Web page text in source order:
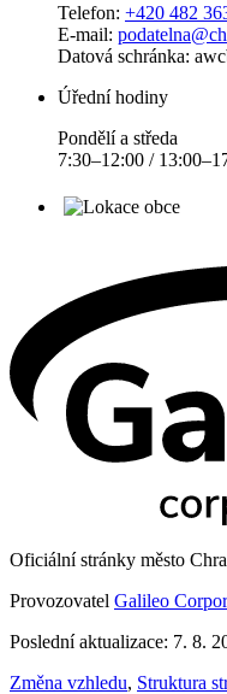
Telefon: +420 482
E-mail:
Datová schránka:
Úřední hodiny
Pondělí a středa
7:30–12:00 /
Oficiální stránky město
Provozovatel Galileo
Poslední aktualizace: 7. 8.
Změna vzhledu, Struktura